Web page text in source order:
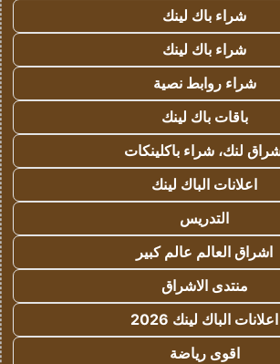
شراء باك لينك
شراء باك لينك
شراء روابط نصية
باقات باك لينك
لنك، شراء باكلينكات
اعلانات الباك لينك
التدريس
اشراق العالم عالم كبير
منتدى الاشراق
اعلانات الباك لينك 2026
اقوى رياضة